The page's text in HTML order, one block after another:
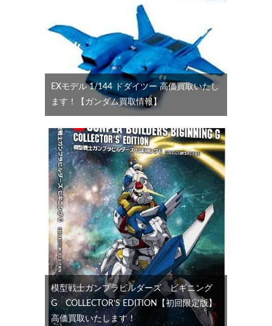
EXモデル 1/144 ドダイツー 高価買取いたし
ます！【ガンダム買取情報】
模型戦士ガンプラビルダーズ ビギニング
G COLLECTOR’S EDITION【初回限定版】
高価買取いたします！